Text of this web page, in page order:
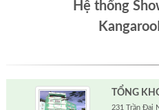
Hệ thống
TỔNG
231 Trần Đại